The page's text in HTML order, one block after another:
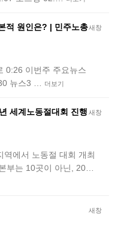
새창
적 원인은? | 민주노총
0:26 이번주 주요뉴스
뉴스3 …
더보기
새창
세계노동절대회 진행
역에서 노동절 대회 개최
부는 10곳이 아닌, 20…
새창